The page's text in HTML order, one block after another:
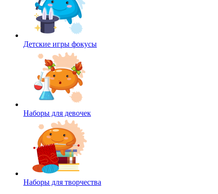
Детские игры фокусы
Наборы для девочек
Наборы для творчества